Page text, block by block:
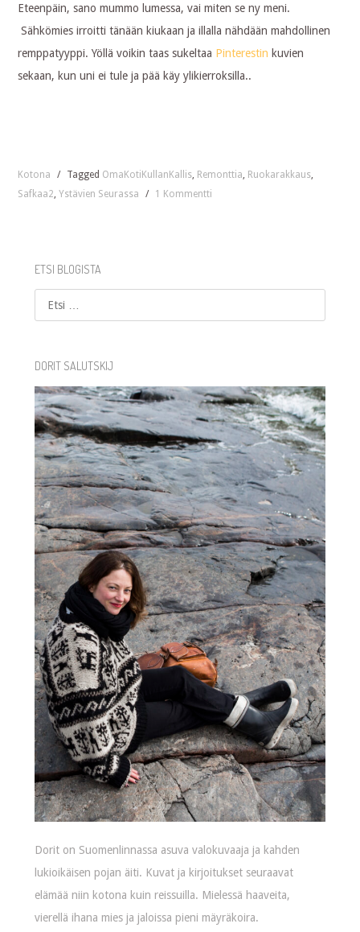
Eteenpäin, sano mummo lumessa, vai miten se ny meni.
Sähkömies irroitti tänään kiukaan ja illalla nähdään mahdollinen
remppatyyppi. Yöllä voikin taas sukeltaa Pinterestin kuvien
sekaan, kun uni ei tule ja pää käy ylikierroksilla..
Kotona / Tagged OmaKotiKullanKallis, Remonttia, Ruokarakkaus,
Safkaa2,Ystävien Seurassa / 1 Kommentti
ETSI BLOGISTA
Etsi
DORIT SALUTSKIJ
Dorit on Suomenlinnassa asuva valokuvaaja ja kahden
lukioikäisen pojan äiti. Kuvat ja kirjoitukset seuraavat
elämää niin kotona kuin reissuilla. Mielessä haaveita,
vierellä ihana mies ja jaloissa pieni mäyräkoira.